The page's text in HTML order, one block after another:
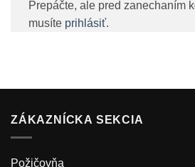
Prepáčte, ale pred zanechaním
musíte prihlásiť.
ZÁKAZNÍCKA SEKCIA
Požičovňa